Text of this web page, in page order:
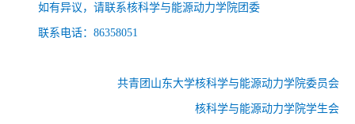
如有异议，请联系核科学与能源动力学院团委
联系电话： 86358051
共青团山东大学核科学与能源动力学院委员会
核科学与能源动力学院学生会